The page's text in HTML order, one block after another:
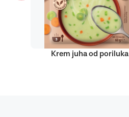
Krem juha od poriluka